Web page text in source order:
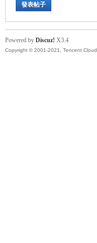
發表帖子
Powered by Discuz! X3.4
Copyright © 2001-2021, Tencent Cloud.